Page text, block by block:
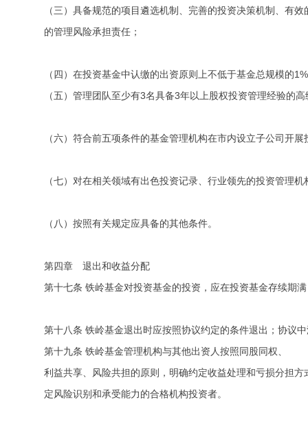
（三）具备规范的项目遴选机制、完善的投资决策机制、有
的管理风险承担责任；
（四）在投资基金中认缴的出资原则上不低于基金总规模的
（五）管理团队至少有3名具备3年以上股权投资管理经验的
（六）符合前五项条件的基金管理机构在市内设立子公司开
（七）对在相关领域有出色投资记录、行业领先的投资管理
（八）按照有关规定应具备的其他条件。
第四章 退出和收益分配
第十七条 铁岭基金对投资基金的投资，应在投资基金存续期
第十八条 铁岭基金退出时应按照协议约定的条件退出；协议
第十九条 铁岭基金管理机构与其他出资人按照同股同权、
利益共享、风险共担的原则，明确约定收益处理和亏损分担
定风险识别和承受能力的合格机构投资者。